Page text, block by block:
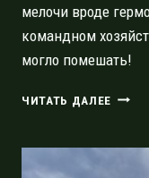
мелочи вроде
командном
могло помешать!
ЧИТАТЬ ДАЛЕЕ
2023